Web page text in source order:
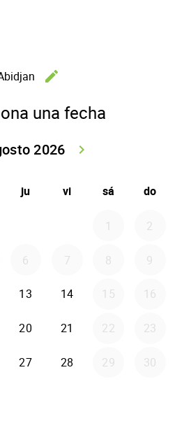
edit
una fecha
2026
keyboard_arrow_right
ju vi sá do
1 2
6 7 8 9
13 14 15 16
20 21 22 23
27 28 29 30